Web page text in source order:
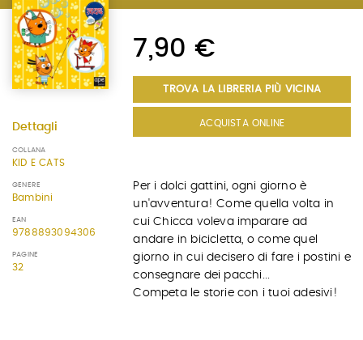
Dettagli
COLLANA
KID E CATS
GENERE
Bambini
EAN
9788893094306
PAGINE
32
7,90 €
TROVA LA LIBRERIA PIÙ VICINA
ACQUISTA ONLINE
Per i dolci gattini, ogni giorno è
un'avventura! Come quella volta in
cui Chicca voleva imparare ad
andare in bicicletta, o come quel
giorno in cui decisero di fare i postini e
consegnare dei pacchi...
Competa le storie con i tuoi adesivi!